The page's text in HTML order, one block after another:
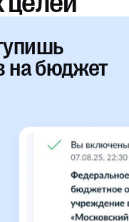
на бюджет